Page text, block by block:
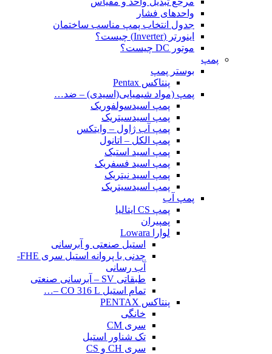
واحدهای فشار
جدول انتخاب پمپ مناسب ساختمان
اینورتر (Inverter) چیست؟
موتور DC چیست؟
پمپ
بوستر پمپ
پنتاکس Pentax
پمپ (مواد شیمیایی(اسیدی) – ضد…
پمپ اسیدسولفوریک
پمپ اسیدسیتریک
پمپ آب ژاول – وایتکس
پمپ الکل – اتانول
پمپ اسید استیک
پمپ اسید فسفریک
پمپ اسید نیتریک
پمپ اسیدسیتریک
پمپ آب
پمپ CS ایتالیا
پمپیران
لوارا Lowara
استیل صنعتی و آبرسانی
چدنی با پروانه استیل سری FHE-
آب رسانی
طبقاتی SV – آبرسانی صنعتی
تمام استیل CO 316 L –…
پنتاکس PENTAX
خانگی
سری CM
تک شناور استیل
سری CH و CS